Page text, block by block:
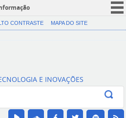
CORONAVÍRUS (COVID-19)
Canais
CONTRASTE MAPA DO SITE
E INOVAÇÕES